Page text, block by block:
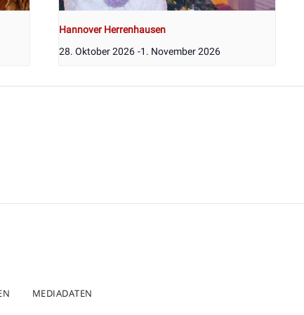
Hannover Herrenhausen
28. Oktober 2026 -1. November 2026
MEDIADATEN